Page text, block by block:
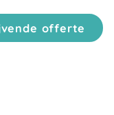
offerte